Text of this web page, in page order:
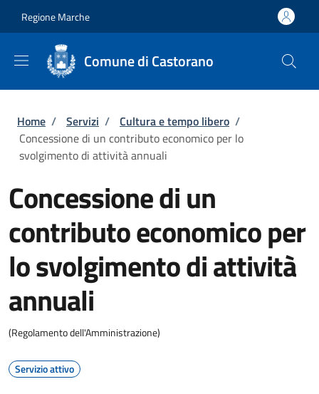
Regione Marche
Comune di Castorano
Briciole di pane
Home / Servizi / Cultura e tempo libero /
Concessione di un contributo economico per lo
svolgimento di attività annuali
Concessione di un
contributo economico per
lo svolgimento di attività
annuali
(Regolamento dell'Amministrazione)
Servizio attivo